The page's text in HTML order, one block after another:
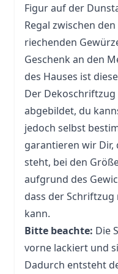
Figur auf der
Regal zwischen
riechenden
Geschenk an den
des Hauses ist
Der
abgebildet, du
jedoch selbst
garantieren wir Dir,
steht, bei den
aufgrund des
dass der
kann.
Bitte beachte: Die
vorne lackiert und
Dadurch entsteht